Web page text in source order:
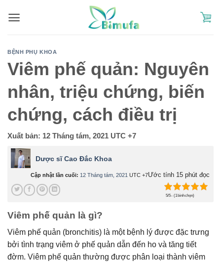
BỆNH PHỤ KHOA
Viêm phế quản: Nguyên
nhân, triệu chứng, biến
chứng, cách điều trị
Xuất bản: 12 Tháng tám, 2021 UTC +7
Dược sĩ Cao Đắc Khoa
Cập nhật lần cuối: 12 Tháng tám, 2021 UTC +7Ước tính 15 phút đọc
5/5 - (1 bình chọn)
Viêm phế quản là gì?
Viêm phế quản (bronchitis) là một bệnh lý được đặc trưng
bởi tình trạng viêm ở phế quản dẫn đến ho và tăng tiết
đờm. Viêm phế quản thường được phân loại thành viêm